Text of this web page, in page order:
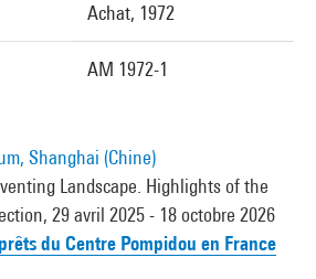
Achat, 1972
AM 1972-1
Shanghai (Chine)
Landscape. Highlights of the
29 avril 2025 - 18 octobre 2026
du Centre Pompidou en France